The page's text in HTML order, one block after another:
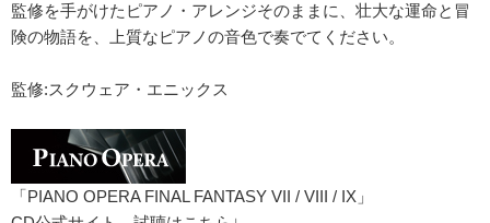
監修を手がけたピアノ・アレンジそのままに、壮大な運命と冒
険の物語を、上質なピアノの音色で奏でてください。
監修:スクウェア・エニックス
「PIANO OPERA FINAL FANTASY VII / VIII / IX」